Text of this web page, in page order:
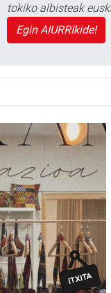
tokiko albisteak
Egin AIURRIkide!